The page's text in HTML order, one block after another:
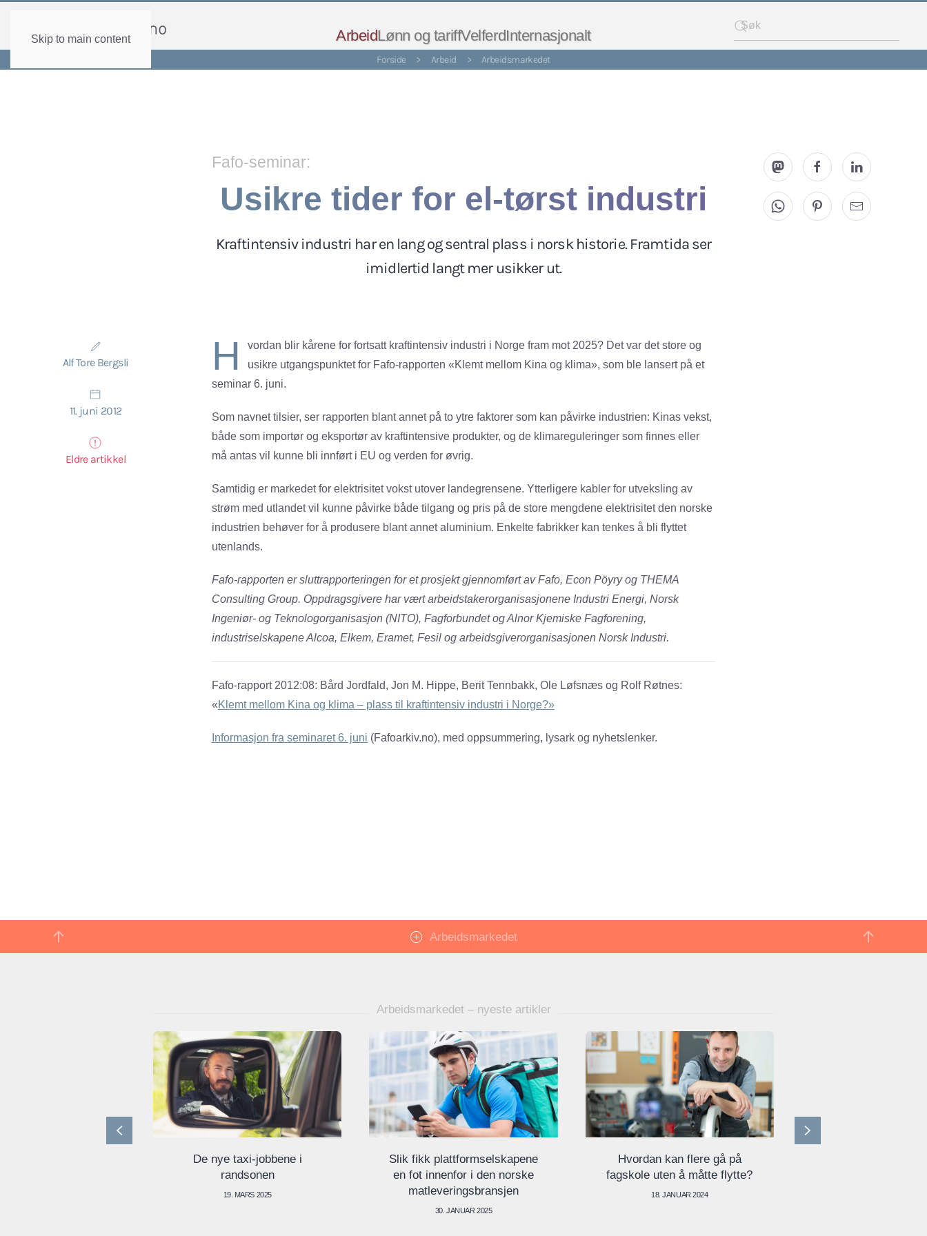
Skip to main content ArbeidLønn og tariffVelferdInternasjonalt
Forside > Arbeid > Arbeidsmarkedet
Fafo-seminar:
Usikre tider for el-tørst industri
Kraftintensiv industri har en lang og sentral plass i norsk historie. Framtida ser
imidlertid langt mer usikker ut.
Alf Tore Bergsli
11. juni 2012
Eldre artikkel
H
vordan blir kårene for fortsatt kraftintensiv industri i Norge fram mot 2025? Det var det store og
usikre utgangspunktet for Fafo-rapporten «Klemt mellom Kina og klima», som ble lansert på et
seminar 6. juni.
Som navnet tilsier, ser rapporten blant annet på to ytre faktorer som kan påvirke industrien: Kinas vekst,
både som importør og eksportør av kraftintensive produkter, og de klimareguleringer som finnes eller
må antas vil kunne bli innført i EU og verden for øvrig.
Samtidig er markedet for elektrisitet vokst utover landegrensene. Ytterligere kabler for utveksling av
strøm med utlandet vil kunne påvirke både tilgang og pris på de store mengdene elektrisitet den norske
industrien behøver for å produsere blant annet aluminium. Enkelte fabrikker kan tenkes å bli flyttet
utenlands.
Fafo-rapporten er sluttrapporteringen for et prosjekt gjennomført av Fafo, Econ Pöyry og THEMA
Consulting Group. Oppdragsgivere har vært arbeidstakerorganisasjonene Industri Energi, Norsk
Ingeniør- og Teknologorganisasjon (NITO), Fagforbundet og Alnor Kjemiske Fagforening,
industriselskapene Alcoa, Elkem, Eramet, Fesil og arbeidsgiverorganisasjonen Norsk Industri.
Fafo-rapport 2012:08: Bård Jordfald, Jon M. Hippe, Berit Tennbakk, Ole Løfsnæs og Rolf Røtnes:
«Klemt mellom Kina og klima – plass til kraftintensiv industri i Norge?»
Informasjon fra seminaret 6. juni (Fafoarkiv.no), med oppsummering, lysark og nyhetslenker.
Arbeidsmarkedet
Arbeidsmarkedet – nyeste artikler
De nye taxi-jobbene i
randsonen
19. MARS 2025
Slik fikk plattformselskapene
en fot innenfor i den norske
matleveringsbransjen
30. JANUAR 2025
Hvordan kan flere gå på
fagskole uten å måtte flytte?
18. JANUAR 2024